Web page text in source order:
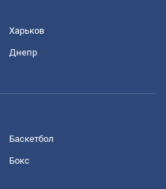
Харьков
Днепр
Баскетбол
Бокс